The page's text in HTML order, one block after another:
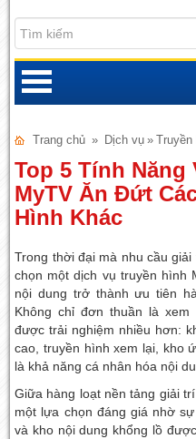
Trang chủ » Dịch vụ »
Top 5 Tính
MyTV Ăn Đứt
Hình Khác
Trong thời đại mà nhu cầu
chọn một dịch vụ truyền hình
nội dung trở thành ưu tiên
Không chỉ đơn thuần là
được trải nghiệm nhiều hơn:
cao, truyền hình xem lại, kho
là khả năng cá nhân hóa nội
Giữa hàng loạt nền tảng giải
một lựa chọn đáng giá nhờ
và kho nội dung khổng lồ